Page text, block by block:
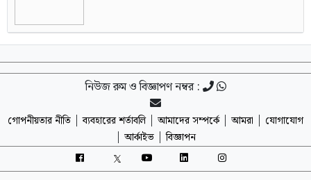
নিউজ রুম ও বিজ্ঞাপণ নম্বর :
গোপনীয়তার নীতি |ব্যবহারের শর্তাবলি| আমাদের সম্পর্কে| আমরা | যোগাযোগ
| আর্কাইভ |বিজ্ঞাপন